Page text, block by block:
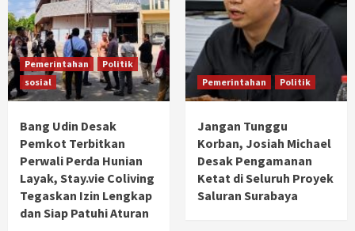
Pemerintahan
Politik
sosial
Bang Udin Desak
Pemkot Terbitkan
Perwali Perda Hunian
Layak, Stay.vie Coliving
Tegaskan Izin Lengkap
dan Siap Patuhi Aturan
Pemerintahan Politik
Jangan Tunggu
Korban, Josiah Michael
Desak Pengamanan
Ketat di Seluruh Proyek
Saluran Surabaya